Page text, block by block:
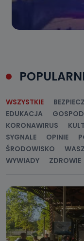
WSZYSTKIE
EDUKACJA
KORONAWIRUS
SYGNALE
OPINIE
ŚRODOWISKO
WYWIADY
ZDROWIE